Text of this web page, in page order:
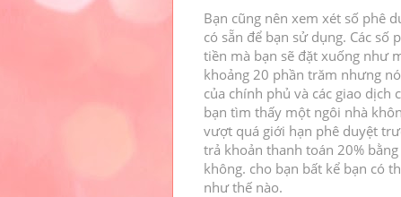
Bạn cũng nên xem xét số phê
có sẵn để bạn sử dụng. Các số
tiền mà bạn sẽ đặt xuống như
khoảng 20 phần trăm nhưng
của chính phủ và các giao dịch
bạn tìm thấy một ngôi nhà
vượt quá giới hạn phê duyệt
trả khoản thanh toán 20%
không. cho bạn bất kể bạn có
như thế nào.